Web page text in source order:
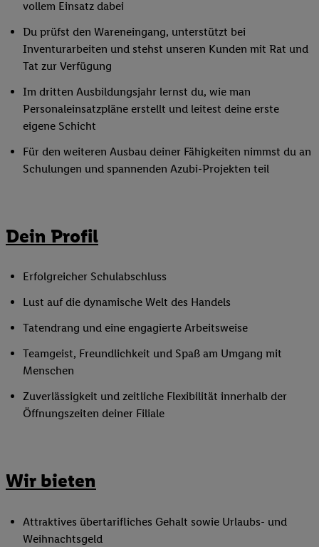
vollem Einsatz dabei
Du prüfst den Wareneingang, unterstützt bei
Inventurarbeiten und stehst unseren Kunden mit Rat und
Tat zur Verfügung
Im dritten Ausbildungsjahr lernst du, wie man
Personaleinsatzpläne erstellt und leitest deine erste
eigene Schicht
Für den weiteren Ausbau deiner Fähigkeiten nimmst du an
Schulungen und spannenden Azubi-Projekten teil
Dein Profil
Erfolgreicher Schulabschluss
Lust auf die dynamische Welt des Handels
Tatendrang und eine engagierte Arbeitsweise
Teamgeist, Freundlichkeit und Spaß am Umgang mit
Menschen
Zuverlässigkeit und zeitliche Flexibilität innerhalb der
Öffnungszeiten deiner Filiale
Wir bieten
Attraktives übertarifliches Gehalt sowie Urlaubs- und
Weihnachtsgeld